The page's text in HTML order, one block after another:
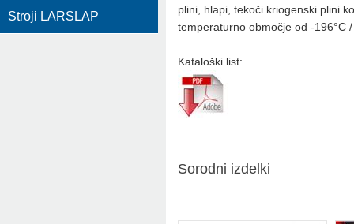
Stroji LARSLAP
plini, hlapi, tekoči kriogenski plini
temperaturno območje od -196°C
Kataloški list:
Sorodni izdelki